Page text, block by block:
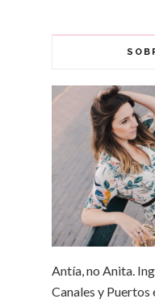
Antía, no Anita.
Canales y Puertos